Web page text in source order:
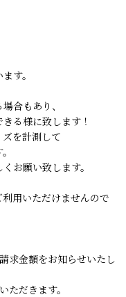
す。
合もあり、
る様に致します！
を計測して
お願い致します。
用いただけませんので
求金額をお知らせいたし
だきます。